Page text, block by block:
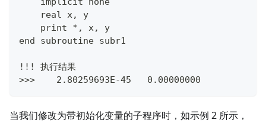
    real x, y
    print *, x, y
end subroutine subr1
!!! 执行结果
>>>    2.80259693E-45   0.00000000
当我们修改为带初始化变量的子程序时，如示例 2 所示，